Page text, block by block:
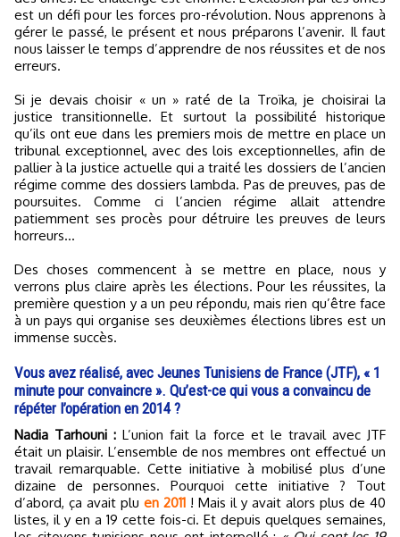
est un défi pour les forces pro-révolution. Nous apprenons à
gérer le passé, le présent et nous préparons l’avenir. Il faut
nous laisser le temps d’apprendre de nos réussites et de nos
erreurs.
Si je devais choisir « un » raté de la Troïka, je choisirai la
justice transitionnelle. Et surtout la possibilité historique
qu’ils ont eue dans les premiers mois de mettre en place un
tribunal exceptionnel, avec des lois exceptionnelles, afin de
pallier à la justice actuelle qui a traité les dossiers de l’ancien
régime comme des dossiers lambda. Pas de preuves, pas de
poursuites. Comme ci l’ancien régime allait attendre
patiemment ses procès pour détruire les preuves de leurs
horreurs…
Des choses commencent à se mettre en place, nous y
verrons plus claire après les élections. Pour les réussites, la
première question y a un peu répondu, mais rien qu’être face
à un pays qui organise ses deuxièmes élections libres est un
immense succès.
Vous avez réalisé, avec Jeunes Tunisiens de France (JTF), « 1
minute pour convaincre ». Qu’est-ce qui vous a convaincu de
répéter l’opération en 2014 ?
Nadia Tarhouni : L’union fait la force et le travail avec JTF
était un plaisir. L’ensemble de nos membres ont effectué un
travail remarquable. Cette initiative à mobilisé plus d’une
dizaine de personnes. Pourquoi cette initiative ? Tout
d’abord, ça avait plu en 2011 ! Mais il y avait alors plus de 40
listes, il y en a 19 cette fois-ci. Et depuis quelques semaines,